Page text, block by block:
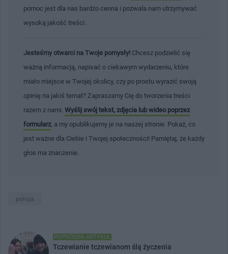
pomoc jest dla nas bardzo cenna i pozwala nam utrzymywać
wysoką jakość treści.
Jesteśmy otwarci na Twoje pomysły! Chcesz podzielić się
ważną informacją, napisać o ciekawym wydarzeniu, które
miało miejsce w Twojej okolicy, czy po prostu wyrazić swoją
opinię na jakiś temat? Zapraszamy Cię do tworzenia treści
razem z nami. Wyślij swój tekst, zdjęcia lub wideo poprzez
formularz , a my opublikujemy je na naszej stronie. Pokaż, co
jest ważne dla Ciebie i Twojej społeczności! Pamiętaj, że każdy
głos ma znaczenie.
policja
POPRZEDNI ARTYKUŁ
Tczewianie tczewianom ślą życzenia